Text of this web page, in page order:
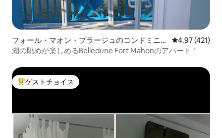
フォール・マオン・プラージュのコンドミニア
ム
レビュー421
4.97 (421)
湖の眺めが楽しめるBelledune Fort Mahonのアパート！
大好評のゲストチョイスです。
ゲストチョイス